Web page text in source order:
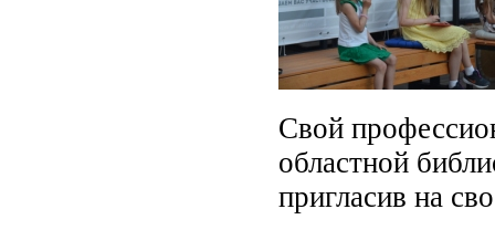
Свой
областной
пригласив на